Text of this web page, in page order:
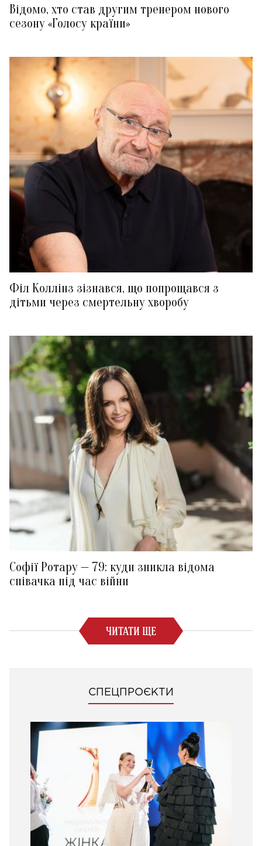
Відомо, хто став другим тренером нового
сезону «Голосу країни»
Філ Коллінз зізнався, що попрощався з
дітьми через смертельну хворобу
Софії Ротару — 79: куди зникла відома
співачка під час війни
ЧИТАТИ ЩЕ
СПЕЦПРОЄКТИ